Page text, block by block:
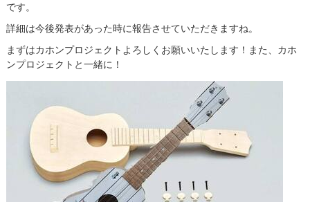
です。
詳細は今後発表があった時に報告させていただきますね。
まずはカホンプロジェクトよろしくお願いいたします！また、カホ
ンプロジェクトと一緒に！